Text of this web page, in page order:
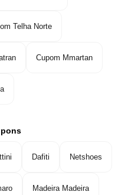
Telha Norte
Cupom Mmartan
Dafiti Netshoes
Madeira Madeira